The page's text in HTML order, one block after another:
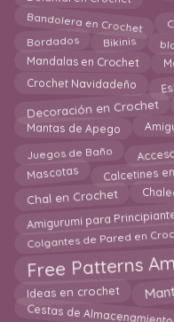
Bandolera en Crochet
Bordados Bikinis
Mandalas en Crochet
Crochet Navidadeño
Decoración en Crochet
Mantas de Apego
Juegos de Baño
Mascotas Calcetines
Chal en Crochet
Amigurumi para
Colgantes de Pared en
Free Patterns
Ideas en crochet
Cestas de Almacenamiento